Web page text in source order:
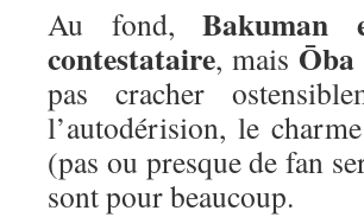
Au fond, Bakuman
contestataire, mais
pas cracher
l’autodérision, le
(pas ou presque de fan
sont pour beaucoup.